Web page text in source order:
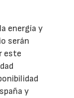
energía y
serán
este
y